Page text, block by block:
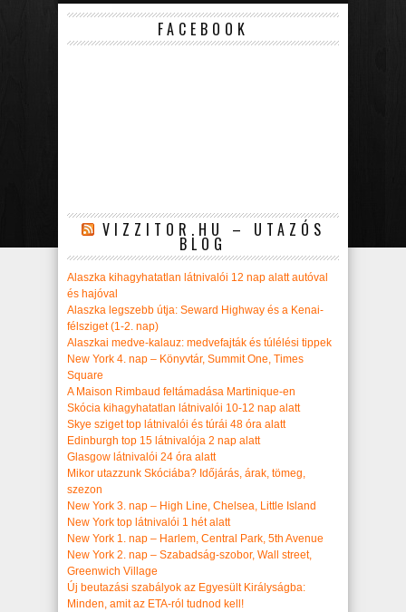
FACEBOOK
VIZZITOR.HU – UTAZÓS
BLOG
Alaszka kihagyhatatlan látnivalói 12 nap alatt autóval
és hajóval
Alaszka legszebb útja: Seward Highway és a Kenai-
félsziget (1-2. nap)
Alaszkai medve-kalauz: medvefajták és túlélési tippek
New York 4. nap – Könyvtár, Summit One, Times
Square
A Maison Rimbaud feltámadása Martinique-en
Skócia kihagyhatatlan látnivalói 10-12 nap alatt
Skye sziget top látnivalói és túrái 48 óra alatt
Edinburgh top 15 látnivalója 2 nap alatt
Glasgow látnivalói 24 óra alatt
Mikor utazzunk Skóciába? Időjárás, árak, tömeg,
szezon
New York 3. nap – High Line, Chelsea, Little Island
New York top látnivalói 1 hét alatt
New York 1. nap – Harlem, Central Park, 5th Avenue
New York 2. nap – Szabadság-szobor, Wall street,
Greenwich Village
Új beutazási szabályok az Egyesült Királyságba:
Minden, amit az ETA-ról tudnod kell!